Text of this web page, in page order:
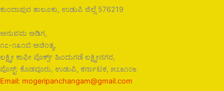
ಕುಂದಾಪುರ ತಾಲೂಕು, ಉಡುಪಿ ಜಿಲ್ಲೆ 576219
ಅನುಪಮ ಅಡಿಗ,
೧೭-೧೩೧ಬಿ ಅಚಿಂತ್ಯ,
ಲಕ್ಷ್ಮೀ ಕಾಫೀ ವೊರ್ಕ್ಸ್ ಹಿಂದುಗಡೆ ಲಕ್ಷ್ಮೀನಗರ,
ಪೊಸ್ಟ್: ಕೊಡವೂರು, ಉಡುಪಿ, ಕರ್ನಾಟಕ, ೫೭೬೧೦೬
Email: mogeripanchangam@gmail.com